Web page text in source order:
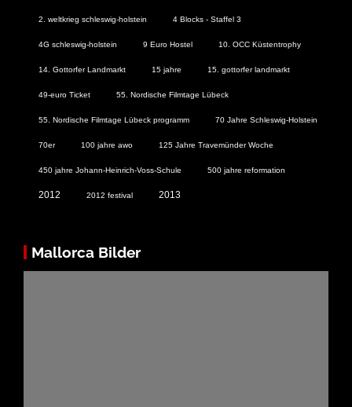
2. weltkrieg schleswig-holstein 4 Blocks - Staffel 3
4G schleswig-holstein 9 Euro Hostel 10. OCC Küstentrophy
14. Gottorfer Landmarkt 15 jahre 15. gottorfer landmarkt
49-euro Ticket 55. Nordische Filmtage Lübeck
55. Nordische Filmtage Lübeck programm 70 Jahre Schleswig-Holstein
70er 100 jahre awo 125 Jahre Travemünder Woche
450 jahre Johann-Heinrich-Voss-Schule 500 jahre reformation
2012 2012 festival 2013
Mallorca Bilder